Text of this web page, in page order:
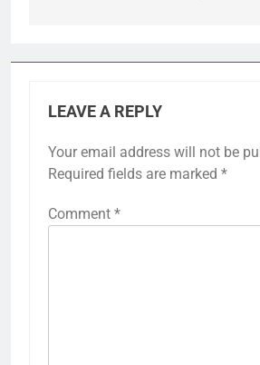
LEAVE A REPLY
Your email address will not be
Required fields are marked *
Comment *